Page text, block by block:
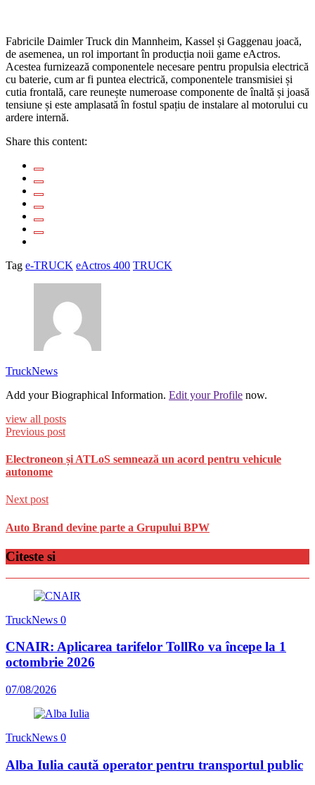
Fabricile Daimler Truck din Mannheim, Kassel și Gaggenau joacă,
de asemenea, un rol important în producția noii game eActros.
Acestea furnizează componentele necesare pentru propulsia electrică
cu baterie, cum ar fi puntea electrică, componentele transmisiei și
cutia frontală, care reunește numeroase componente de înaltă și joasă
tensiune și este amplasată în fostul spațiu de instalare al motorului cu
ardere internă.
Share this content:
Tag e-TRUCK eActros 400 TRUCK
TruckNews
Add your Biographical Information. Edit your Profile now.
view all posts
Previous post
Electroneon și ATLoS semnează un acord pentru vehicule
autonome
Next post
Auto Brand devine parte a Grupului BPW
Citeste si
TruckNews 0
CNAIR: Aplicarea tarifelor TollRo va începe la 1
octombrie 2026
07/08/2026
TruckNews 0
Alba Iulia caută operator pentru transportul public